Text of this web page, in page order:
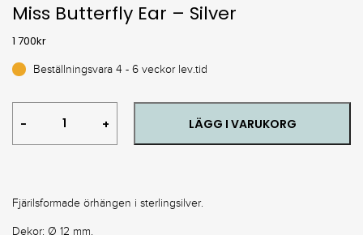
Miss Butterfly Ear – Silver
1 700kr
Beställningsvara 4 - 6 veckor lev.tid
Butterfly
Ear
LÄGG I VARUKORG
Fjärilsformade örhängen i sterlingsilver.
Dekor: Ø 12 mm.